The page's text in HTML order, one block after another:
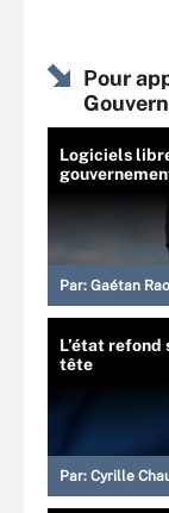
Pour
Logiciels
Par: Gaétan
L’état refond
tête
Par: Cyrille